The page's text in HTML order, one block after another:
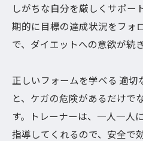
しがちな自分を厳しくサポー
期的に目標の達成状況をフォ
で、ダイエットへの意欲が続き
正しいフォームを学べる 適切
と、ケガの危険があるだけで
す。トレーナーは、一人一人
指導してくれるので、安全で